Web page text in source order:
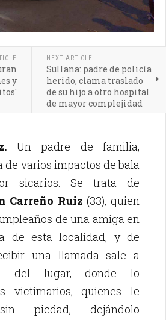
y
NEXT ARTICLE
Sullana: padre de policía
herido, clama traslado
de su hijo a otro hospital
de mayor complejidad
Un padre de familia,
varios impactos de bala
sicarios. Se trata de
Carreño Ruiz (33), quien
de una amiga en
de esta localidad, y de
una llamada sale a
del lugar, donde lo
victimarios, quienes le
piedad, dejándolo